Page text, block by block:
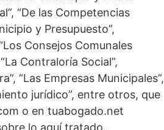
“De las Competencias
y Presupuesto”,
Consejos Comunales
Contraloría Social”,
“Las Empresas Municipales”,
jurídico”, entre otros, que
o en tuabogado.net
lo aquí tratado.